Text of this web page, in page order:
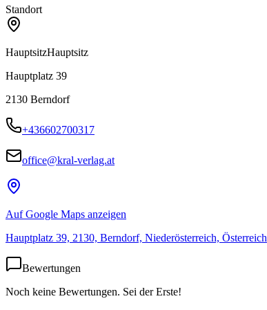
Standort
HauptsitzHauptsitz
Hauptplatz 39
2130 Berndorf
+436602700317
office@kral-verlag.at
Auf Google Maps anzeigen
Hauptplatz 39, 2130, Berndorf, Niederösterreich, Österreich
Bewertungen
Noch keine Bewertungen. Sei der Erste!